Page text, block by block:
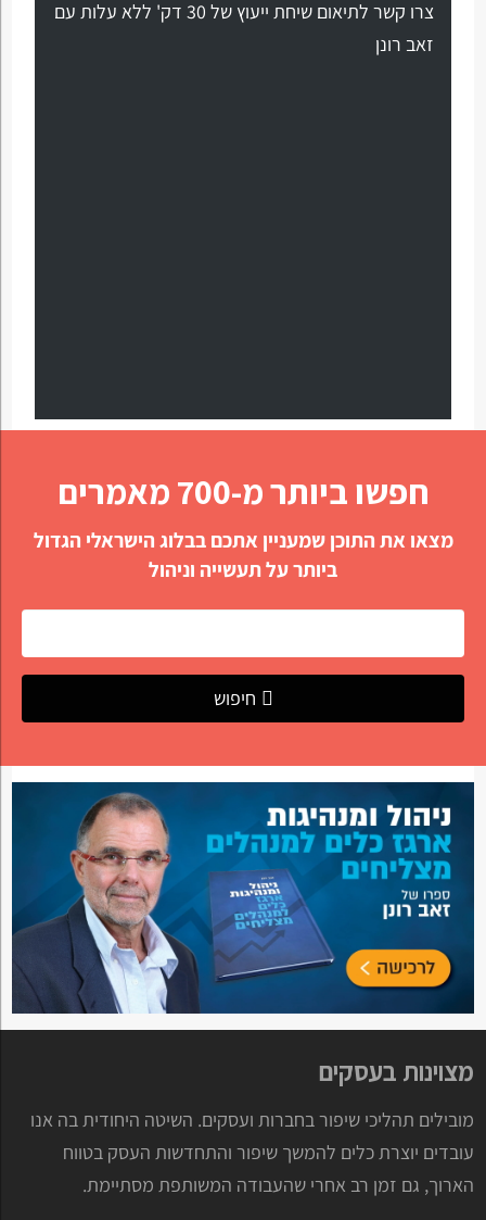
צרו קשר לתיאום שיחת ייעוץ של 30 דק' ללא עלות עם
זאב רונן
חפשו ביותר מ-700 מאמרים
מצאו את התוכן שמעניין אתכם בבלוג הישראלי הגדול
ביותר על תעשייה וניהול
חיפוש
מצוינות בעסקים
מובילים תהליכי שיפור בחברות ועסקים. השיטה היחודית בה אנו
עובדים יוצרת כלים להמשך שיפור והתחדשות העסק בטווח
הארוך, גם זמן רב אחרי שהעבודה המשותפת מסתיימת.